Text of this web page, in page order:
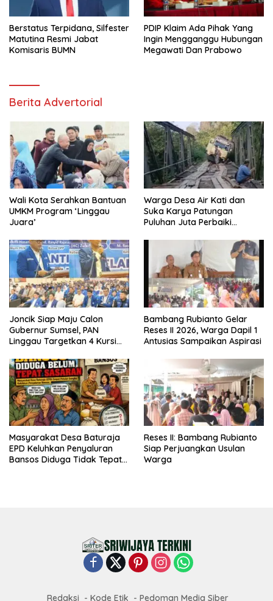
Berstatus Terpidana, Silfester
Matutina Resmi Jabat
Komisaris BUMN
PDIP Klaim Ada Pihak Yang
Ingin Mengganggu Hubungan
Megawati Dan Prabowo
Berita Advertorial
Wali Kota Serahkan Bantuan
UMKM Program ‘Linggau
Juara’
Warga Desa Air Kati dan
Suka Karya Patungan
Puluhan Juta Perbaiki
Joncik Siap Maju Calon
Gubernur Sumsel, PAN
Linggau Targetkan 4 Kursi
Bambang Rubianto Gelar
Reses II 2026, Warga Dapil 1
Antusias Sampaikan Aspirasi
Masyarakat Desa Baturaja
EPD Keluhkan Penyaluran
Bansos Diduga Tidak Tepat
Reses II: Bambang Rubianto
Siap Perjuangkan Usulan
Warga
Redaksi Kode Etik Pedoman Media Siber